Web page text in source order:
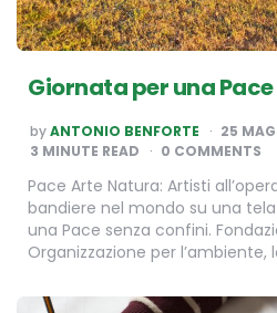
Giornata per una
POSTED
BY
byANTONIO BENFORTE
25
3 MINUTE READ 0 COMMENTS
Pace Arte Natura: Artisti
bandiere nel mondo su una
una Pace senza confini.
Organizzazione per l’ambiente,